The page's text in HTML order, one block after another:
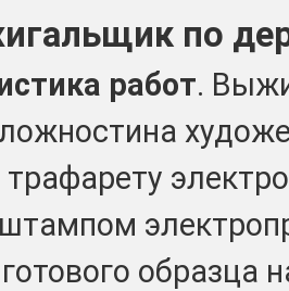
по
работ.
образца